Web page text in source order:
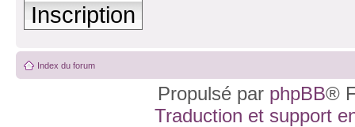
Inscription
Index du forum
Propulsé par phpBB®
Traduction et support